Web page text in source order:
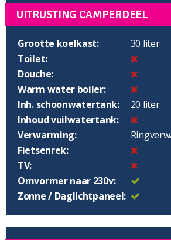
UITRUSTING CAMPERDEEL
Grootte koelkast:
30 liter
Toilet:
Douche:
Warm water boiler:
Inh. schoonwatertank:
20 liter
Inhoud vuilwatertank:
Verwarming:
Fietsenrek:
TV:
Omvormer naar 230v:
Zonne / Daglichtpaneel: